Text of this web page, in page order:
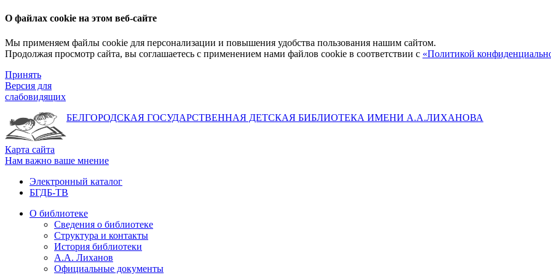
О файлах cookie на этом веб-сайте
Мы применяем файлы cookie для персонализации и повышения удобства пользования нашим сайтом.
Продолжая просмотр сайта, вы соглашаетесь с применением нами файлов cookie в соответствии с «Политикой
Принять
Версия для
слабовидящих
БЕЛГОРОДСКАЯ ГОСУДАРСТВЕННАЯ ДЕТСКАЯ БИБЛИОТЕКА ИМЕНИ А.А.ЛИХАНОВА
Карта сайта
Нам важно ваше мнение
Электронный каталог
БГДБ-ТВ
О библиотеке
Сведения о библиотеке
Структура и контакты
История библиотеки
А.А. Лиханов
Официальные документы